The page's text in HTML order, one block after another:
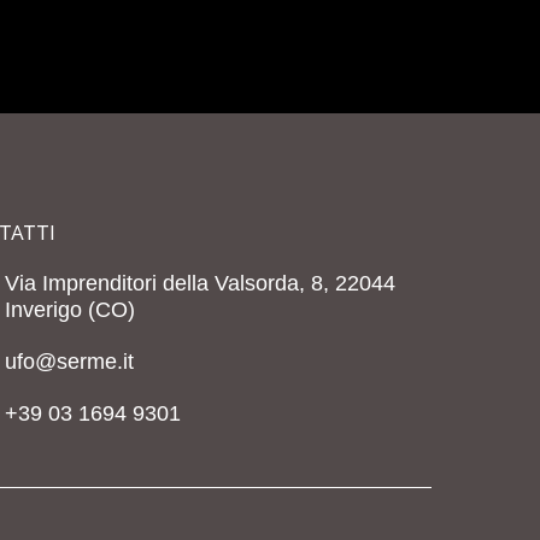
Via Imprenditori della Valsorda, 8, 22044
Inverigo (CO)
ufo@serme.it
+39 03 1694 9301